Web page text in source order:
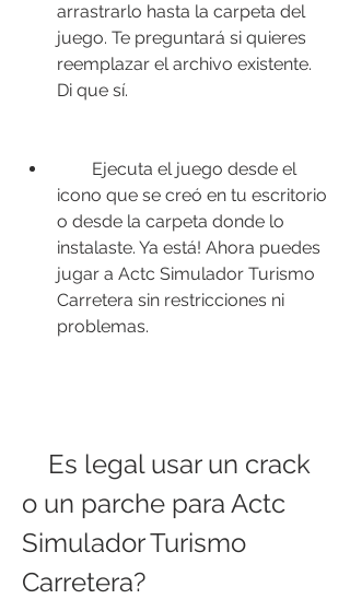
arrastrarlo hasta la carpeta del
juego. Te preguntará si quieres
reemplazar el archivo existente.
Di que sí.
icono que se creó en tu escritorio
o desde la carpeta donde lo
instalaste. Ya está! Ahora puedes
jugar a Actc Simulador Turismo
Carretera sin restricciones ni
problemas.
o un parche para Actc
Simulador Turismo
Carretera?